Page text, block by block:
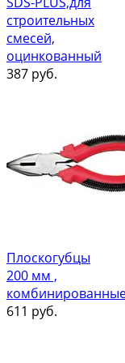
строительных
смесей,
оцинкованный
387 руб.
Плоскогубцы
200 мм ,
611 руб.